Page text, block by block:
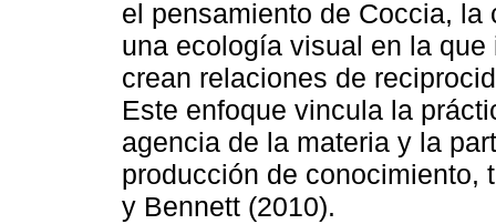
el pensamiento de Coccia,
una ecología visual en la
crean relaciones de
Este enfoque vincula la
agencia de la materia y la
producción de conocimiento,
y Bennett (2010).